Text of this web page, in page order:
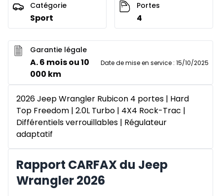
Catégorie
Sport
Portes
4
Garantie légale
A. 6 mois ou 10
000 km
Date de mise en service : 15/10/2025
2026 Jeep Wrangler Rubicon 4 portes | Hard
Top Freedom | 2.0L Turbo | 4X4 Rock-Trac |
Différentiels verrouillables | Régulateur
adaptatif
Rapport CARFAX du Jeep
Wrangler 2026